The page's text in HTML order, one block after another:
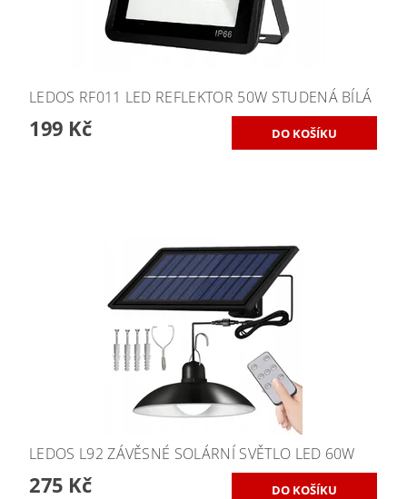
LEDOS RF011 LED REFLEKTOR 50W STUDENÁ BÍLÁ
199 Kč
LEDOS L92 ZÁVĚSNÉ SOLÁRNÍ SVĚTLO LED 60W
275 Kč